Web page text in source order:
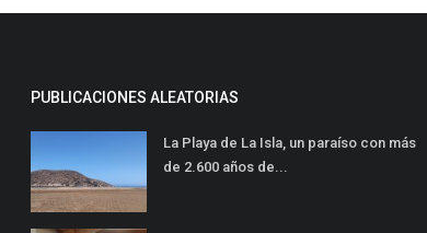
PUBLICACIONES ALEATORIAS
La Playa de La Isla, un paraíso con más
de 2.600 años de...